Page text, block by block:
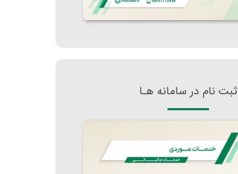
ثبت نام در سامانه هـا